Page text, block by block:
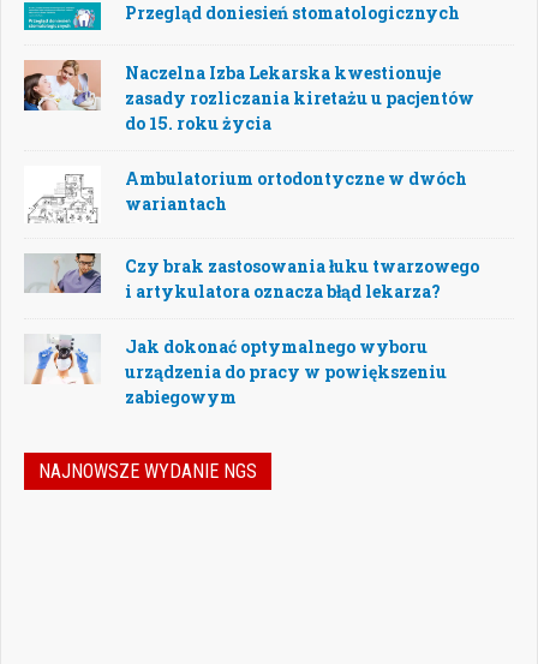
Przegląd doniesień stomatologicznych
Naczelna Izba Lekarska kwestionuje
zasady rozliczania kiretażu u pacjentów
do 15. roku życia
Ambulatorium ortodontyczne w dwóch
wariantach
Czy brak zastosowania łuku twarzowego
i artykulatora oznacza błąd lekarza?
Jak dokonać optymalnego wyboru
urządzenia do pracy w powiększeniu
zabiegowym
NAJNOWSZE WYDANIE NGS